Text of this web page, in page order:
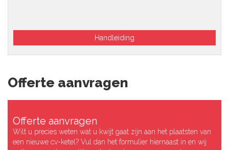
Handleiding
Offerte aanvragen
Offerte aanvragen
Wilt u precies weten wat u kwijt gaat zijn aan het plaatsten van
een nieuwe cv-ketel? Vul dan het formulier hiernaast in en wij